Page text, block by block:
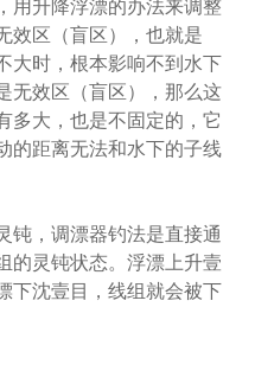
用升降浮漂的办法来调整
效区（盲区），也就是
大时，根本影响不到水下
无效区（盲区），那么这
多大，也是不固定的，它
的距离无法和水下的子线
钝，调漂器钓法是直接通
的灵钝状态。浮漂上升壹
下沈壹目，线组就会被下